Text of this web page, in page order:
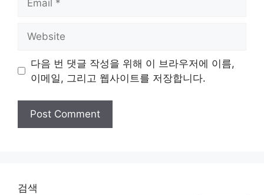
다음 번 댓글 작성을 위해 이 브라우저에 이름,
이메일, 그리고 웹사이트를 저장합니다.
검색